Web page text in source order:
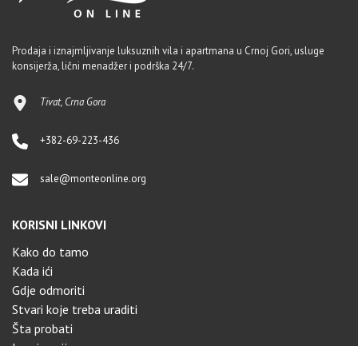
Prodaja i iznajmljivanje luksuznih vila i apartmana u Crnoj Gori, usluge
konsijerža, lični menadžer i podrška 24/7.
Tivat, Crna Gora
+382-69-223-436
sale@monteonline.org
KORISNI LINKOVI
Kako do tamo
Kada ići
Gdje odmoriti
Stvari koje treba uraditi
Šta probati